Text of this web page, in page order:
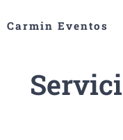
Carmin Eventos